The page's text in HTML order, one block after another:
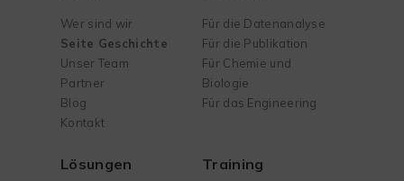
Wer sind wir
Seite Geschichte
Unser Team
Partner
Blog
Kontakt
Für die Datenanalyse
Für die Publikation
Für Chemie und
Biologie
Für das Engineering
Lösungen Training